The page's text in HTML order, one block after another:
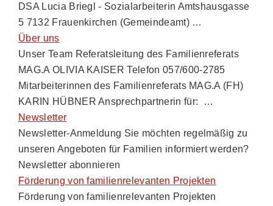
DSA Lucia Briegl - Sozialarbeiterin Amtshausgasse
5 7132 Frauenkirchen (Gemeindeamt) …
Über uns
Unser Team Referatsleitung des Familienreferats
MAG.A OLIVIA KAISER Telefon 057/600-2785
Mitarbeiterinnen des Familienreferats MAG.A (FH)
KARIN HÜBNER Ansprechpartnerin für: …
Newsletter
Newsletter-Anmeldung Sie möchten regelmäßig zu
unseren Angeboten für Familien informiert werden?
Newsletter abonnieren
Förderung von familienrelevanten Projekten
Förderung von familienrelevanten Projekten